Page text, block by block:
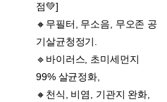
점💚]
🔸무필터, 무소음, 무오존 공
기살균청정기.
🔹바이러스, 초미세먼지
99% 살균정화,
🔸천식, 비염, 기관지 완화,